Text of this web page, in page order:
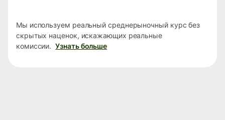
Мы используем реальный среднерыночный курс без
скрытых наценок, искажающих реальные
комиссии. Узнать больше